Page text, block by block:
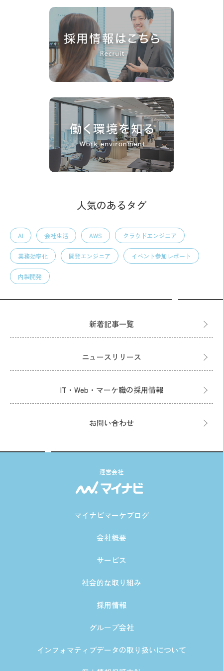
人気のあるタグ
AI 会社生活 AWS クラウドエンジニア
業務効率化 開発エンジニア イベント参加レポート
内製開発
新着記事一覧
ニュースリリース
IT・Web・マーケ職の採用情報
お問い合わせ
運営会社
マイナビマーケブログ
会社概要
サービス
社会的な取り組み
採用情報
グループ会社
インフォマティブデータの取り扱いについて